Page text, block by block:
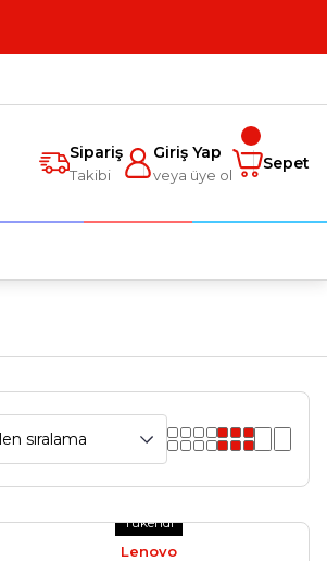
Sipariş
Takibi
Giriş Yap
veya üye ol
Sepet
Tükendi
Lenovo